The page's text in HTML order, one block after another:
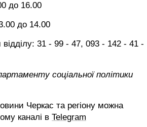
до 16.00
до 14.00
відділу: 31 - 99 - 47, 093 - 142 - 41 -
соціальної політики
Черкас та регіону можна
каналі в Telegram